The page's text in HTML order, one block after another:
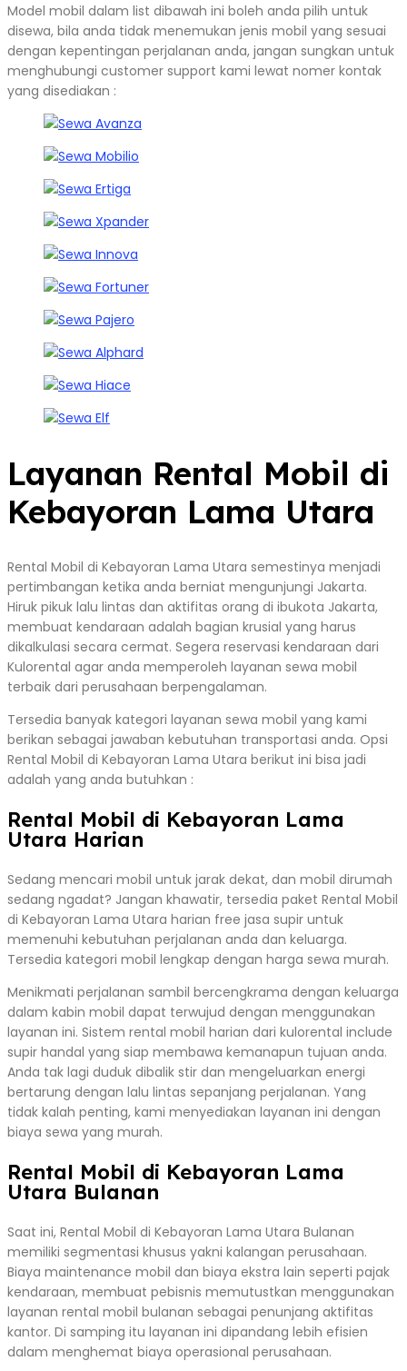
Model mobil dalam list dibawah ini boleh anda pilih untuk
disewa, bila anda tidak menemukan jenis mobil yang sesuai
dengan kepentingan perjalanan anda, jangan sungkan untuk
menghubungi customer support kami lewat nomer kontak
yang disediakan :
Layanan Rental Mobil di
Kebayoran Lama Utara
Rental Mobil di Kebayoran Lama Utara semestinya menjadi
pertimbangan ketika anda berniat mengunjungi Jakarta.
Hiruk pikuk lalu lintas dan aktifitas orang di ibukota Jakarta,
membuat kendaraan adalah bagian krusial yang harus
dikalkulasi secara cermat. Segera reservasi kendaraan dari
Kulorental agar anda memperoleh layanan sewa mobil
terbaik dari perusahaan berpengalaman.
Tersedia banyak kategori layanan sewa mobil yang kami
berikan sebagai jawaban kebutuhan transportasi anda. Opsi
Rental Mobil di Kebayoran Lama Utara berikut ini bisa jadi
adalah yang anda butuhkan :
Rental Mobil di Kebayoran Lama
Utara Harian
Sedang mencari mobil untuk jarak dekat, dan mobil dirumah
sedang ngadat? Jangan khawatir, tersedia paket Rental Mobil
di Kebayoran Lama Utara harian free jasa supir untuk
memenuhi kebutuhan perjalanan anda dan keluarga.
Tersedia kategori mobil lengkap dengan harga sewa murah.
Menikmati perjalanan sambil bercengkrama dengan keluarga
dalam kabin mobil dapat terwujud dengan menggunakan
layanan ini. Sistem rental mobil harian dari kulorental include
supir handal yang siap membawa kemanapun tujuan anda.
Anda tak lagi duduk dibalik stir dan mengeluarkan energi
bertarung dengan lalu lintas sepanjang perjalanan. Yang
tidak kalah penting, kami menyediakan layanan ini dengan
biaya sewa yang murah.
Rental Mobil di Kebayoran Lama
Utara Bulanan
Saat ini, Rental Mobil di Kebayoran Lama Utara Bulanan
memiliki segmentasi khusus yakni kalangan perusahaan.
Biaya maintenance mobil dan biaya ekstra lain seperti pajak
kendaraan, membuat pebisnis memutustkan menggunakan
layanan rental mobil bulanan sebagai penunjang aktifitas
kantor. Di samping itu layanan ini dipandang lebih efisien
dalam menghemat biaya operasional perusahaan.